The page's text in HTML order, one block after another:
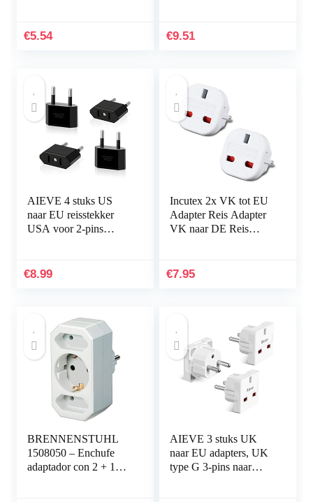
kabel)
€5.54
plug-out – Spanning
€9.51
AIEVE 4 stuks US
naar EU reisstekker
USA voor 2-pins
co stekker adapter…
€8.99
Incutex 2x VK tot EU
Adapter Reis Adapter
VK naar DE Reis
naar Euro 2-Pin Type
€7.95
BRENNENSTUHL
1508050 – Enchufe
adaptador con 2 + 1
AIEVE 3 stuks UK
naar EU adapters, UK
type G 3-pins naar